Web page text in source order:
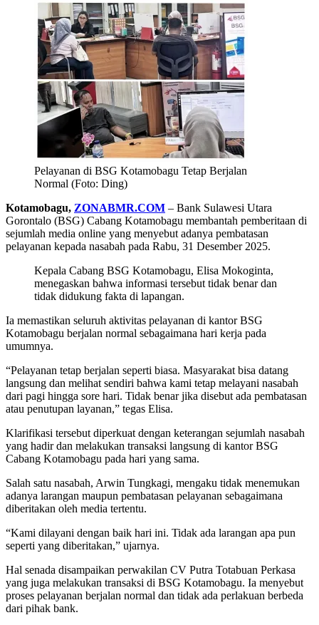
Pelayanan di BSG Kotamobagu Tetap Berjalan
Normal (Foto: Ding)
Kotamobagu, ZONABMR.COM – Bank Sulawesi Utara
Gorontalo (BSG) Cabang Kotamobagu membantah pemberitaan di
sejumlah media online yang menyebut adanya pembatasan
pelayanan kepada nasabah pada Rabu, 31 Desember 2025.
Kepala Cabang BSG Kotamobagu, Elisa Mokoginta,
menegaskan bahwa informasi tersebut tidak benar dan
tidak didukung fakta di lapangan.
Ia memastikan seluruh aktivitas pelayanan di kantor BSG
Kotamobagu berjalan normal sebagaimana hari kerja pada
umumnya.
“Pelayanan tetap berjalan seperti biasa. Masyarakat bisa datang
langsung dan melihat sendiri bahwa kami tetap melayani nasabah
dari pagi hingga sore hari. Tidak benar jika disebut ada pembatasan
atau penutupan layanan,” tegas Elisa.
Klarifikasi tersebut diperkuat dengan keterangan sejumlah nasabah
yang hadir dan melakukan transaksi langsung di kantor BSG
Cabang Kotamobagu pada hari yang sama.
Salah satu nasabah, Arwin Tungkagi, mengaku tidak menemukan
adanya larangan maupun pembatasan pelayanan sebagaimana
diberitakan oleh media tertentu.
“Kami dilayani dengan baik hari ini. Tidak ada larangan apa pun
seperti yang diberitakan,” ujarnya.
Hal senada disampaikan perwakilan CV Putra Totabuan Perkasa
yang juga melakukan transaksi di BSG Kotamobagu. Ia menyebut
proses pelayanan berjalan normal dan tidak ada perlakuan berbeda
dari pihak bank.